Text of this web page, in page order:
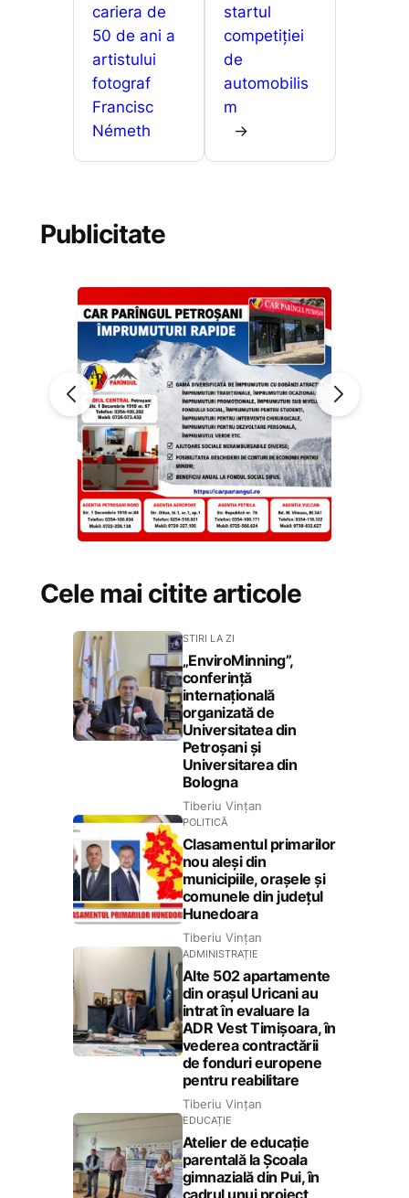
cariera de
50 de ani a
artistului
fotograf
Francisc
Németh
startul
competiției
de
automobilis
m
→
Publicitate
Cele mai citite articole
STIRI LA ZI
„EnviroMinning”,
conferință
internațională
organizată de
Universitatea din
Petroșani și
Universitarea din
Bologna
Tiberiu Vințan
POLITICĂ
Clasamentul primarilor
nou aleși din
municipiile, orașele și
comunele din județul
Hunedoara
Tiberiu Vințan
ADMINISTRAȚIE
Alte 502 apartamente
din orașul Uricani au
intrat în evaluare la
ADR Vest Timișoara, în
vederea contractării
de fonduri europene
pentru reabilitare
Tiberiu Vințan
EDUCAȚIE
Atelier de educație
parentală la Școala
gimnazială din Pui, în
cadrul unui proiect